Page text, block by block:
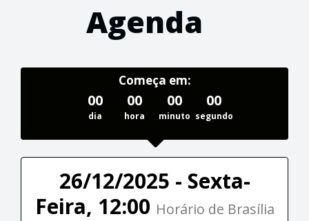
Agenda
Começa em:
00
dia
00
hora
00
minuto
00
segundo
26/12/2025 - Sexta-
Feira, 12:00 Horário de Brasília